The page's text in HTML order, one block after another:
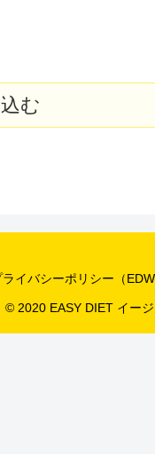
む
ライバシーポリシー（EDW
© 2020 EASY DIET イージ